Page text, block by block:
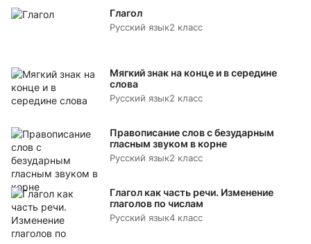
Глагол
Русский язык2 класс
Мягкий знак на конце и в середине
слова
Русский язык2 класс
Правописание слов с безударным
гласным звуком в корне
Русский язык2 класс
Глагол как часть речи. Изменение
глаголов по числам
Русский язык4 класс